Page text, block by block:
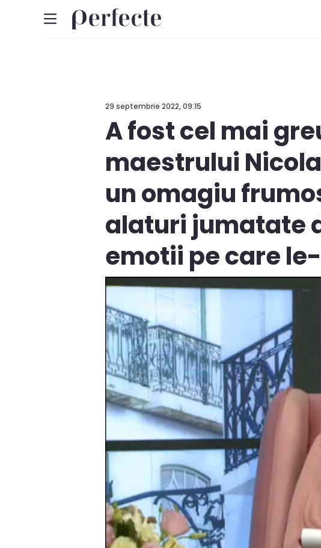
29 septembrie 2022, 09:15
A fost cel mai
maestrului
un omagiu
alaturi jumatate
emotii pe care